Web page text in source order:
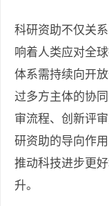
科研资助不仅关
响着人类应对全
体系需持续向开
过多方主体的协
审流程、创新评
研资助的导向作
推动科技进步更
升。